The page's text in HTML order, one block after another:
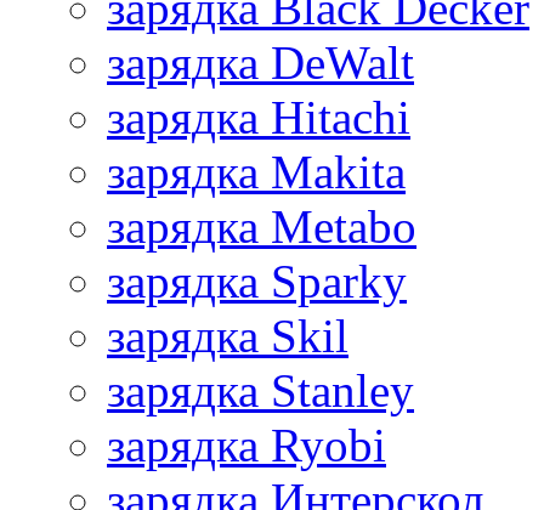
зарядка DeWalt
зарядка Hitachi
зарядка Makita
зарядка Metabo
зарядка Sparky
зарядка Skil
зарядка Stanley
зарядка Ryobi
зарядка Интерскол